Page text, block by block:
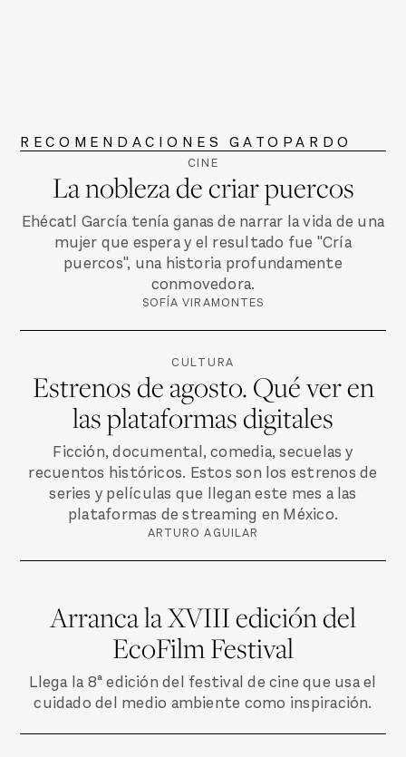
RECOMENDACIONES GATOPARDO
CINE
La nobleza de criar puercos
Ehécatl García tenía ganas de narrar la vida de una
mujer que espera y el resultado fue "Cría
puercos", una historia profundamente
conmovedora.
SOFÍA VIRAMONTES
CULTURA
Estrenos de agosto. Qué ver en
las plataformas digitales
Ficción, documental, comedia, secuelas y
recuentos históricos. Estos son los estrenos de
series y películas que llegan este mes a las
plataformas de streaming en México.
ARTURO AGUILAR
Arranca la XVIII edición del
EcoFilm Festival
Llega la 8ª edición del festival de cine que usa el
cuidado del medio ambiente como inspiración.